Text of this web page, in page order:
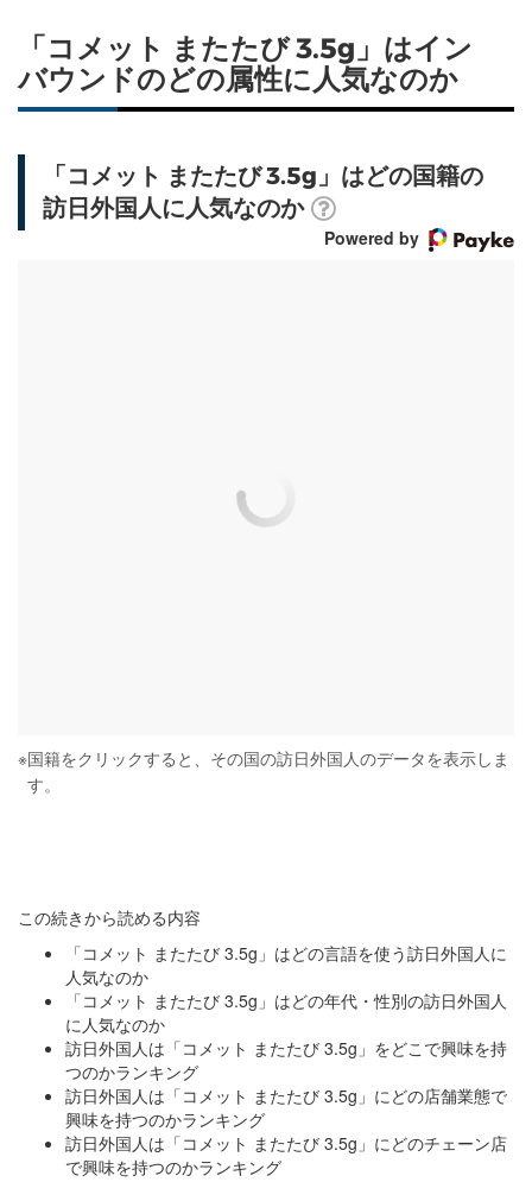
「コメット またたび 3.5g」はイン
バウンドのどの属性に人気なのか
「コメット またたび 3.5g」はどの国籍の
訪日外国人に人気なのか
Powered by
※国籍をクリックすると、その国の訪日外国人のデータを表示しま
す。
この続きから読める内容
「コメット またたび 3.5g」はどの言語を使う訪日外国人に
人気なのか
「コメット またたび 3.5g」はどの年代・性別の訪日外国人
に人気なのか
訪日外国人は「コメット またたび 3.5g」をどこで興味を持
つのかランキング
訪日外国人は「コメット またたび 3.5g」にどの店舗業態で
興味を持つのかランキング
訪日外国人は「コメット またたび 3.5g」にどのチェーン店
で興味を持つのかランキング